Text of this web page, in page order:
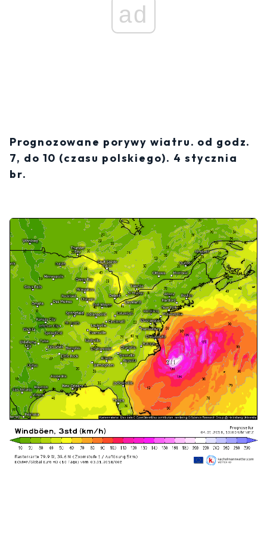
ad
Prognozowane porywy wiatru. od godz.
7, do 10 (czasu polskiego). 4 stycznia
br.